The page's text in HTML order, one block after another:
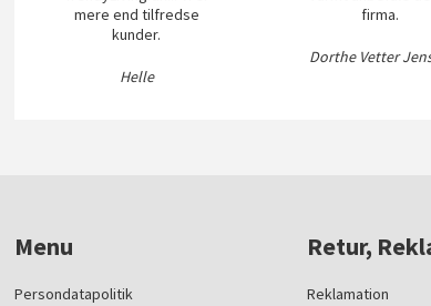
mere end tilfredse
kunder.
Helle
firma.
Dorthe Vetter
Menu
Persondatapolitik
Retur,
Reklamation